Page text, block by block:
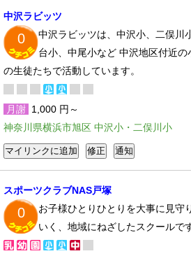
中沢ラビッツ
0
中沢ラビッツは、中沢小、二俣川
台小、中尾小など 中沢地区付近の
の生徒たちで活動しています。
月謝 1,000 円～
神奈川県横浜市旭区 中沢小・二俣川小
スポーツクラブNAS戸塚
0
お子様ひとりひとりを大事に見守
いく、地域にねざしたスクールで